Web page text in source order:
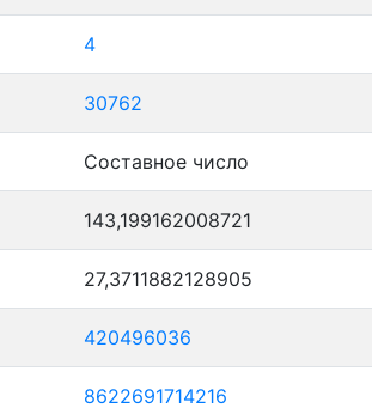
4
30762
Составное число
143,199162008721
27,3711882128905
420496036
8622691714216